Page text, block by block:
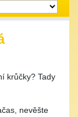
krůčky? Tady
nevěšte